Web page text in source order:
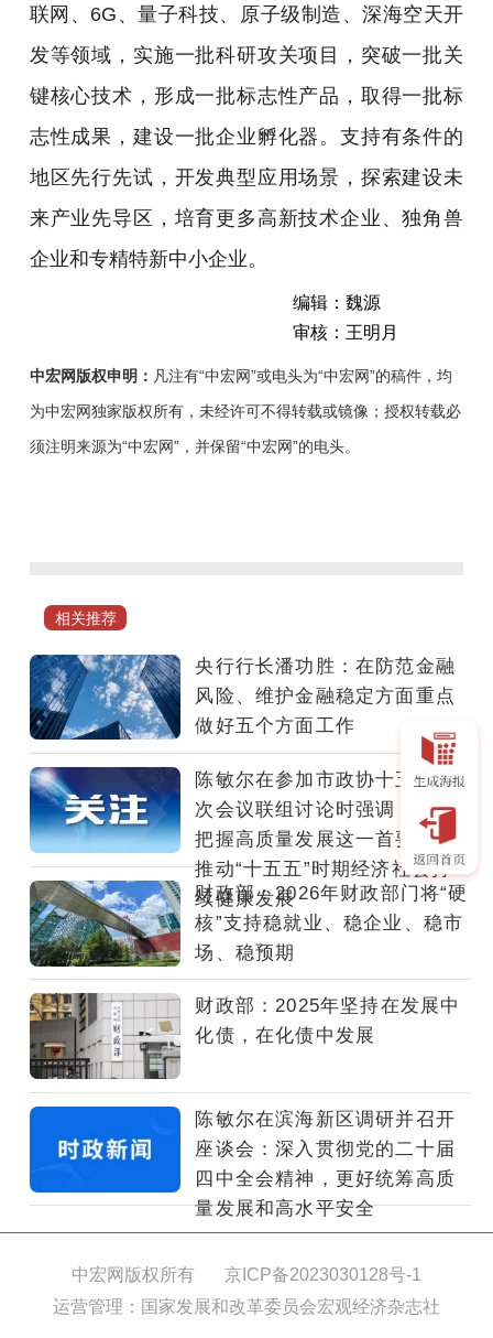
联网、6G、量子科技、原子级制造、深海空天开
发等领域，实施一批科研攻关项目，突破一批关
键核心技术，形成一批标志性产品，取得一批标
志性成果，建设一批企业孵化器。支持有条件的
地区先行先试，开发典型应用场景，探索建设未
来产业先导区，培育更多高新技术企业、独角兽
企业和专精特新中小企业。
编辑：魏源
审核：王明月
中宏网版权申明： 凡注有“中宏网”或电头为“中宏网”的稿件，均
为中宏网独家版权所有，未经许可不得转载或镜像；授权转载必
须注明来源为“中宏网”，并保留“中宏网”的电头。
日，
国
务
院
新
闻
办
举
行“推
动
高
质
量
发
展”系
列
主
题
发
相关推荐
央行行长潘功胜：在防范金融
风险、维护金融稳定方面重点
做好五个方面工作
陈敏尔在参加市政协十五届四
次会议联组讨论时强调：牢牢
把握高质量发展这一首要任务
推动“十五五”时期经济社会持
续健康发展
财政部：2026年财政部门将“硬
核”支持稳就业、稳企业、稳市
场、稳预期
财政部：2025年坚持在发展中
化债，在化债中发展
陈敏尔在滨海新区调研并召开
座谈会：深入贯彻党的二十届
四中全会精神，更好统筹高质
量发展和高水平安全
中宏网版权所有
京ICP备2023030128号-1
运营管理：国家发展和改革委员会宏观经济杂志社